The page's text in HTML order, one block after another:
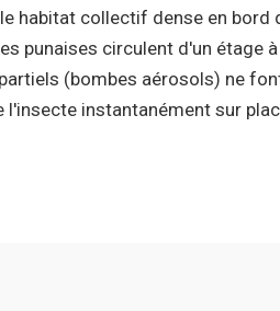
habitat collectif dense en
punaises circulent d'un étage
(bombes aérosols) ne
l'insecte instantanément sur